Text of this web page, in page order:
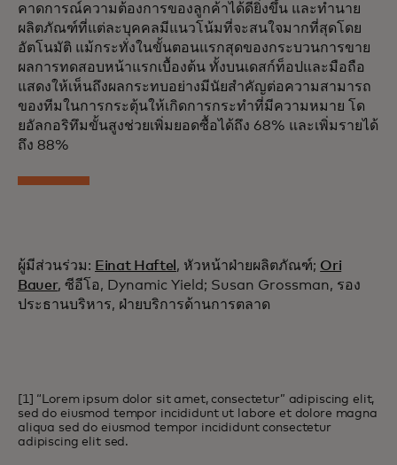
คาดการณ์ความต้องการของลูกค้าได้ดียิ่งขึ้น และทำนาย
ผลิตภัณฑ์ที่แต่ละบุคคลมีแนวโน้มที่จะสนใจมากที่สุดโดย
อัตโนมัติ แม้กระทั่งในขั้นตอนแรกสุดของกระบวนการขาย
ผลการทดสอบหน้าแรกเบื้องต้น ทั้งบนเดสก์ท็อปและมือถือ
แสดงให้เห็นถึงผลกระทบอย่างมีนัยสำคัญต่อความสามารถ
ของทีมในการกระตุ้นให้เกิดการกระทำที่มีความหมาย โด
ยอัลกอริทึมขั้นสูงช่วยเพิ่มยอดซื้อได้ถึง 68% และเพิ่มรายได้
ถึง 88%
ผู้มีส่วนร่วม: Einat Haftel , หัวหน้าฝ่ายผลิตภัณฑ์; Ori
Bauer, ซีอีโอ, Dynamic Yield; Susan Grossman, รอง
ประธานบริหาร, ฝ่ายบริการด้านการตลาด
[1] “Lorem ipsum dolor sit amet, consectetur” adipiscing elit,
sed do eiusmod tempor incididunt ut labore et dolore magna
aliqua sed do eiusmod tempor incididunt consectetur
adipiscing elit sed.